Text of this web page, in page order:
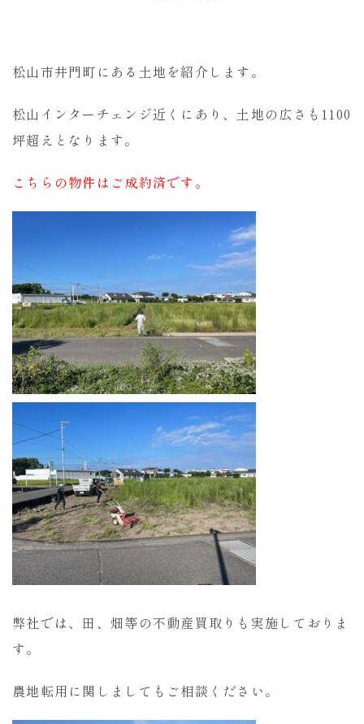
松山市井門町にある土地を紹介します。
松山インターチェンジ近くにあり、土地の広さも1100
坪超えとなります。
こちらの物件はご成約済です。
弊社では、田、畑等の不動産買取りも実施しておりま
す。
農地転用に関しましてもご相談ください。